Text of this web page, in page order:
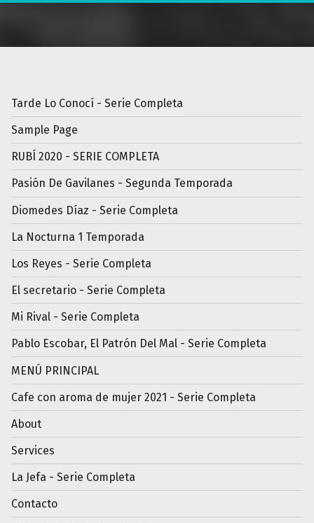
Tarde Lo Conocí - Serie Completa
Sample Page
RUBÍ 2020 - SERIE COMPLETA
Pasión De Gavilanes - Segunda Temporada
Diomedes Díaz - Serie Completa
La Nocturna 1 Temporada
Los Reyes - Serie Completa
El secretario - Serie Completa
Mi Rival - Serie Completa
Pablo Escobar, El Patrón Del Mal - Serie Completa
MENÚ PRINCIPAL
Cafe con aroma de mujer 2021 - Serie Completa
About
Services
La Jefa - Serie Completa
Contacto